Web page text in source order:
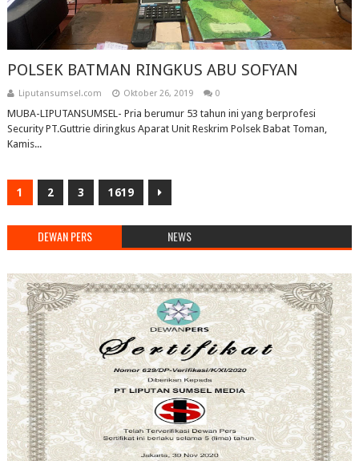
POLSEK BATMAN RINGKUS ABU SOFYAN
Liputansumsel.com Oktober 26, 2019 0
MUBA-LIPUTANSUMSEL- Pria berumur 53 tahun ini yang berprofesi
Security PT.Guttrie diringkus Aparat Unit Reskrim Polsek Babat Toman,
Kamis...
1 2 3 1619
DEWAN PERS NEWS